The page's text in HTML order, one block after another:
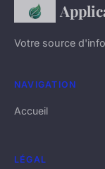
Votre source
NAVIGATION
Accueil
LÉGAL